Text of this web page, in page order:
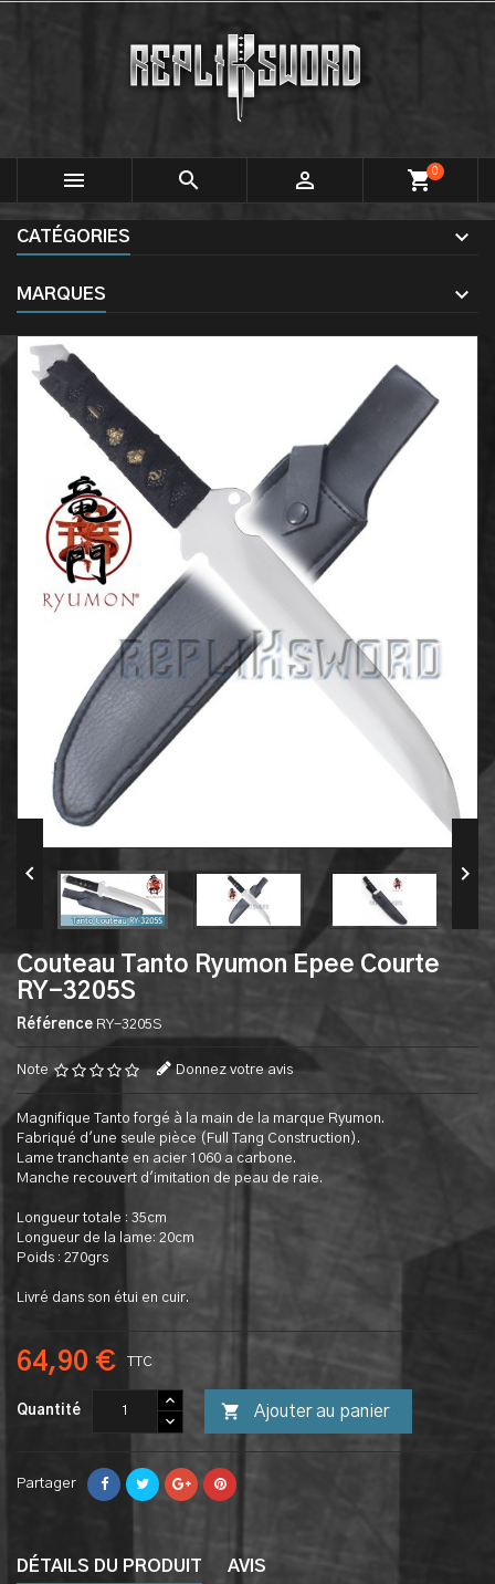
   shopping_cart0
CATÉGORIES
MARQUES
 
Couteau Tanto Ryumon Epee Courte
RY-3205S
Référence RY-3205S
Note Donnez votre avis
Magnifique Tanto forgé à la main de la marque Ryumon.
Fabriqué d'une seule pièce (Full Tang Construction).
Lame tranchante en acier 1060 a carbone.
Manche recouvert d'imitation de peau de raie.
Longueur totale : 35cm
Longueur de la lame: 20cm
Poids : 270grs
Livré dans son étui en cuir.
64,90 € TTC
Quantité  Ajouter au panier
Partager
DÉTAILS DU PRODUIT AVIS